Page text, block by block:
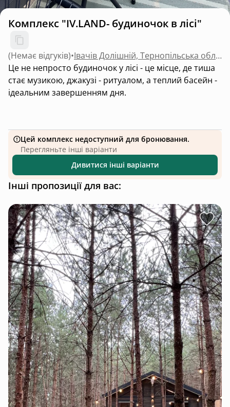
Комплекс "IV.LAND- будиночок в лісі"
(Немає відгуків)•
Івачів Долішній, Тернопільська область
Це не непросто будиночок у лісі - це місце, де тиша
стає музикою, джакузі - ритуалом, а теплий басейн -
ідеальним завершенням дня.
Цей комплекс недоступний для бронювання.
Перегляньте інші варіанти
Дивитися інші варіанти
Інші пропозиції для вас: